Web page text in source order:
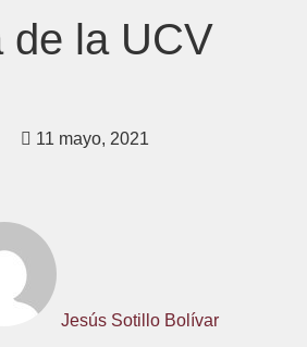
de la UCV
11 mayo, 2021
Jesús Sotillo Bolívar